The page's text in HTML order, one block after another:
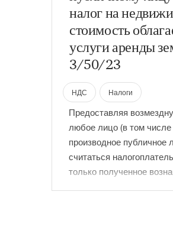
налог на
стоимость
услуги аренды
3/50/23
НДС Налоги
Предоставляя
любое лицо (в том
производное публичное
считаться
только полученное